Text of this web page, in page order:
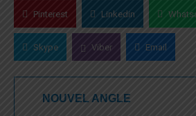
Pinterest Linkedin
Skype Viber Email
NOUVEL ANGLE